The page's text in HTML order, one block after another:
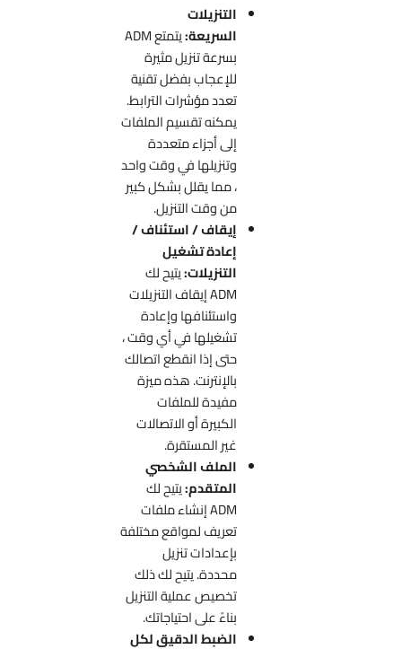
التنزيلات
السريعة:
يتمتع ADM
بسرعة تنزيل مثيرة
للإعجاب بفضل تقنية
تعدد مؤشرات الترابط.
يمكنه تقسيم الملفات
إلى أجزاء متعددة
وتنزيلها في وقت واحد
، مما يقلل بشكل كبير
من وقت التنزيل.
إيقاف / استئناف /
إعادة تشغيل
التنزيلات:يتيح لك
ADM إيقاف التنزيلات
واستئنافها وإعادة
تشغيلها في أي وقت ،
حتى إذا انقطع اتصالك
بالإنترنت. هذه ميزة
مفيدة للملفات
الكبيرة أو الاتصالات
غير المستقرة.
الملف الشخصي
المتقدم:يتيح لك
ADM إنشاء ملفات
تعريف لمواقع مختلفة
بإعدادات تنزيل
محددة. يتيح لك ذلك
تخصيص عملية التنزيل
بناءً على احتياجاتك.
الضبط الدقيق لكل